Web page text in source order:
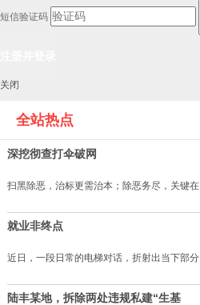
短信验证码
关闭
全站热点
深挖彻查打伞破网
扫黑除恶，治标更需治本；除恶务尽，关键在
就业非终点
近日，一段日常的电梯对话，折射出当下部分
陆丰某地，拆除两处违规私建“生基